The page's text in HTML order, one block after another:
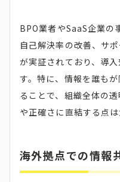
BPO業者やSaaS企業の
自己解決率の改善、サ
が実証されており、導
す。特に、情報を誰も
ることで、組織全体の
や正確さに直結する点
海外拠点での情報